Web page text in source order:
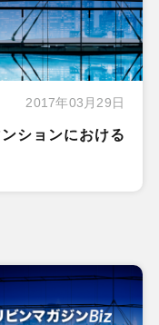
2017年03月29日
ションにおける